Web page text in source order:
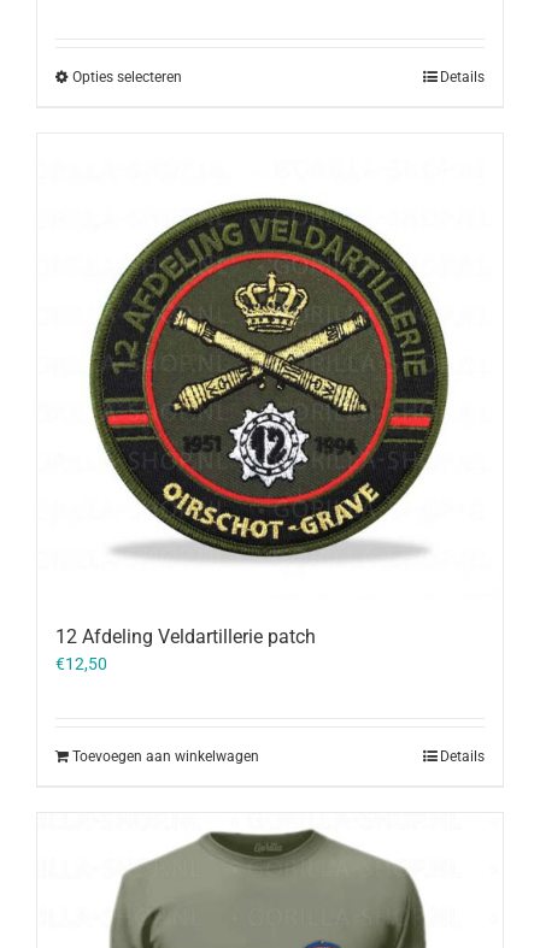
Opties selecteren Details
12 Afdeling Veldartillerie patch
€12,50
Toevoegen aan winkelwagen Details